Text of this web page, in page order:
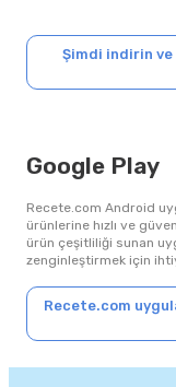
Şimdi indirin
Google Play
Recete.com Android
ürünlerine hızlı ve
ürün çeşitliliği sunan
zenginleştirmek için
Recete.com